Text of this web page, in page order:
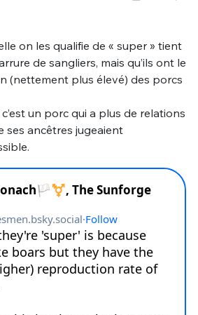
on les qualifie de « super » tient
de sangliers, mais qu’ils ont le
(nettement plus élevé) des porcs
c’est un porc qui a plus de relations
ses ancêtres jugeaient